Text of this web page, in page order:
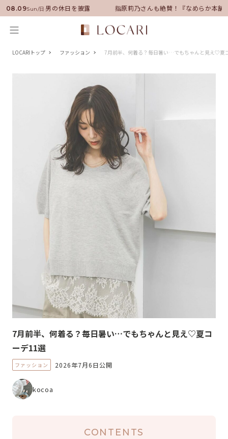
08.09Sun/日
就任！いい男の休日を披露 指原莉乃さんも絶賛！『なめらか本舗
LOCARIトップ ファッション 7月前半、何着る？毎日暑い…でもちゃんと見え♡夏
7月前半、何着る？毎日暑い…でもちゃんと見え♡夏コ
ーデ11選
ファッション 2026年7月6日公開
kocoa
CONTENTS